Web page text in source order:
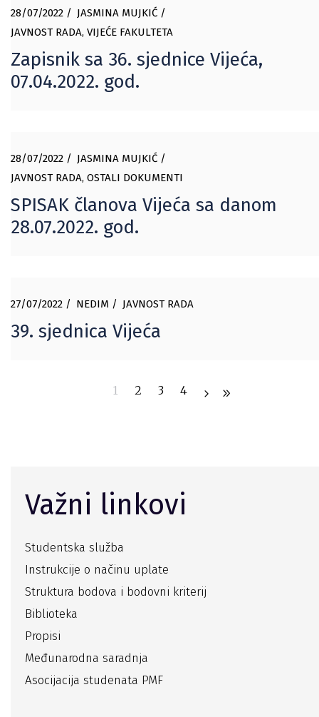
28/07/2022
JASMINA MUJKIĆ
JAVNOST RADA, VIJEĆE FAKULTETA
Zapisnik sa 36. sjednice Vijeća,
07.04.2022. god.
28/07/2022
JASMINA MUJKIĆ
JAVNOST RADA, OSTALI DOKUMENTI
SPISAK članova Vijeća sa danom
28.07.2022. god.
27/07/2022 NEDIM JAVNOST RADA
39. sjednica Vijeća
1 2 3 4
Važni linkovi
Studentska služba
Instrukcije o načinu uplate
Struktura bodova i bodovni kriterij
Biblioteka
Propisi
Međunarodna saradnja
Asocijacija studenata PMF